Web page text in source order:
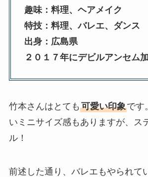
趣味：料理、ヘアメイク
特技：料理、バレエ、ダンス
出身：広島県
２０１７年にデビルアンセム
竹本さんはとても 可愛い印象です
いミニサイズ感もありますが、ス
ル！
前述した通り、バレエもやられて